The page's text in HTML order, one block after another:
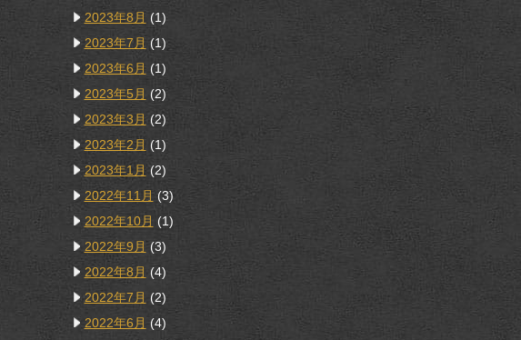
2023年8月 (1)
2023年7月 (1)
2023年6月 (1)
2023年5月 (2)
2023年3月 (2)
2023年2月 (1)
2023年1月 (2)
2022年11月(3)
2022年10月 (1)
2022年9月(3)
2022年8月 (4)
2022年7月 (2)
2022年6月 (4)